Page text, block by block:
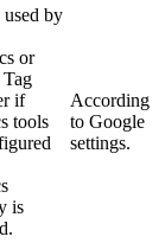
by
or
if
tools
is
According
to Google
settings.